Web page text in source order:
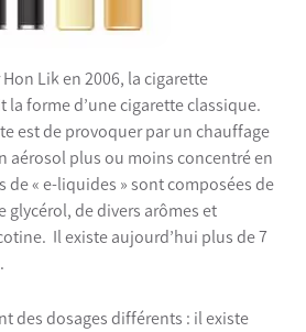
Lik en 2006, la cigarette
forme d’une cigarette classique.
est de provoquer par un chauffage
aérosol plus ou moins concentré en
de « e-liquides » sont composées de
glycérol, de divers arômes et
Il existe aujourd’hui plus de 7
des dosages différents : il existe